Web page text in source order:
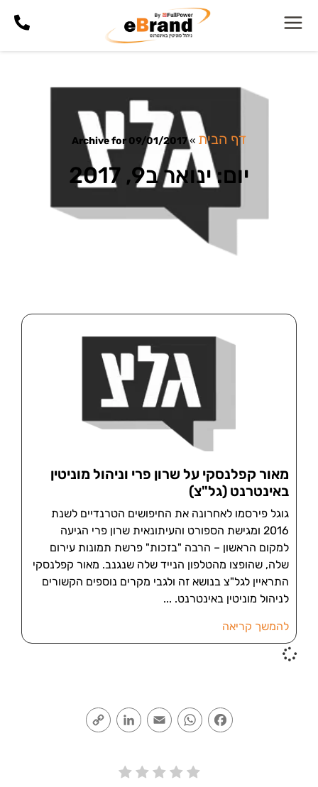
דף הבית »
Archive for 09/01/2017
יום: ינואר ב9, 2017
מאור קפלנסקי על שרון פרי וניהול מוניטין
באינטרנט (גל"צ)
גוגל פירסמו לאחרונה את החיפושים הטרנדיים לשנת
2016 ומגישת הספורט והעיתונאית שרון פרי הגיעה
למקום הראשון – הרבה "בזכות" פרשת תמונות עירום
שלה, שהופצו מהטלפון הנייד שלה שנגנב. מאור קפלנסקי
התראיין לגל"צ בנושא זה ולגבי מקרים נוספים הקשורים
לניהול מוניטין באינטרנט.
להמשך קריאה
Facebook
WhatsApp
Email
LinkedIn